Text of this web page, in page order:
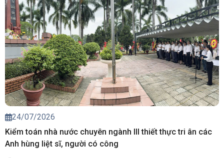
24/07/2026
Kiểm toán nhà nước chuyên ngành III thiết thực tri ân các
Anh hùng liệt sĩ, người có công